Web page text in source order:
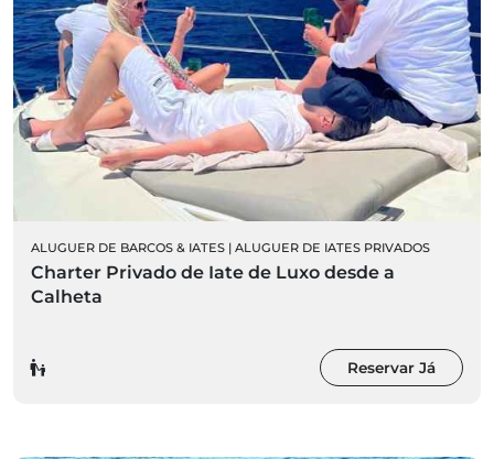
ALUGUER DE BARCOS & IATES | ALUGUER DE IATES PRIVADOS
Charter Privado de Iate de Luxo desde a
Calheta
Reservar Já